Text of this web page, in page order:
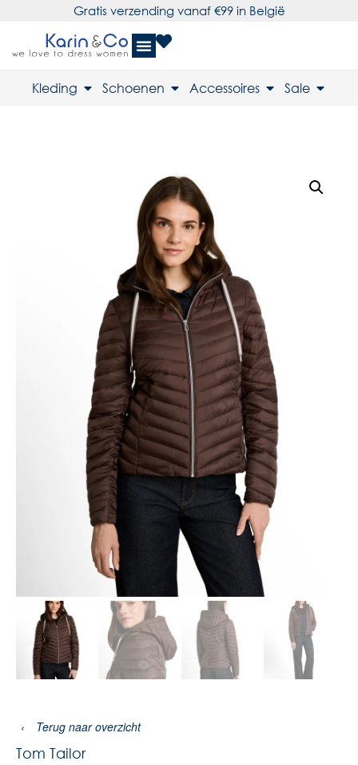
Gratis verzending vanaf €99 in België
Kleding Schoenen Accessoires Sale
‹ Terug naar overzicht
Tom Tailor